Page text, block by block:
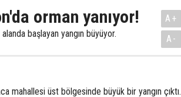
orman yanıyor!
başlayan yangın büyüyor.
A+
A-
mahallesi üst bölgesinde büyük bir yangın çıktı.